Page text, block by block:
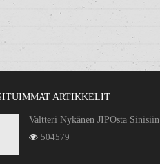
ARTIKKELIT
Valtteri Nykänen JIPOsta Sinisiin
504579